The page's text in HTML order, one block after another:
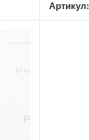
Артикул: